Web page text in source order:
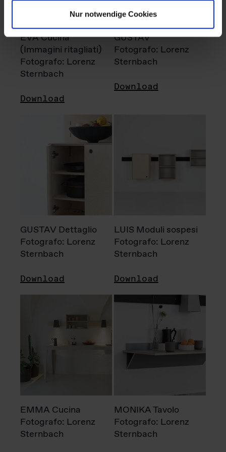
Nur notwendige Cookies
EVA Cucina
(Immagini ritagliati)
Fotografo: Lorenz
Sternbach
Download
GUSTAV
Fotografo: Lorenz
Sternbach
Download
GUSTAV Dettaglio
Fotografo: Lorenz
Sternbach
Download
LUIS Moduli sospesi
Fotografo: Lorenz
Sternbach
Download
EMMA Cucina
Fotografo: Lorenz
Sternbach
MONIKA Tavolo
Fotografo: Lorenz
Sternbach